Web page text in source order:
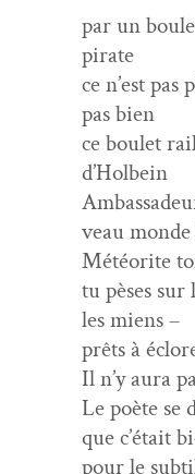
par un
pirate
ce n’est
pas bien
ce boulet
d’Holbein
veau monde
Météorite
tu pès­es sur
les miens –
prêts à
Il n’y aura
Le poète se
que c’était
pour le